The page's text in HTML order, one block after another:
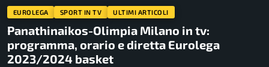
EUROLEGA SPORT IN TV ULTIMI ARTICOLI
Panathinaikos-Olimpia Milano in tv:
programma, orario e diretta Eurolega
2023/2024 basket